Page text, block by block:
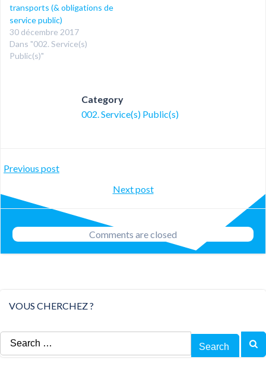
transports (& obligations de
service public)
30 décembre 2017
Dans "002. Service(s)
Public(s)"
Category
002. Service(s) Public(s)
Post
navigation
Previous post
Post
navigation
Next post
Comments are closed
VOUS CHERCHEZ ?
Search
for: